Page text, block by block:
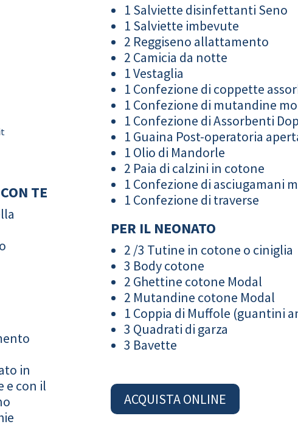
TE
in
e con il
1 Salviette disinfettanti Seno
1 Salviette imbevute
2 Reggiseno allattamento
2 Camicia da notte
1 Vestaglia
1 Confezione di coppette
1 Confezione di mutandine
1 Confezione di Assorbenti
1 Guaina Post-operatoria
1 Olio di Mandorle
2 Paia di calzini in cotone
1 Confezione di asciugamani
1 Confezione di traverse
PER IL NEONATO
2 /3 Tutine in cotone o ciniglia
3 Body cotone
2 Ghettine cotone Modal
2 Mutandine cotone Modal
1 Coppia di Muffole (guantini
3 Quadrati di garza
3 Bavette
ACQUISTA ONLINE